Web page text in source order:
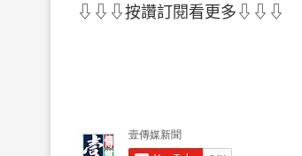
⇩⇩⇩按讚訂閱看更多⇩⇩⇩